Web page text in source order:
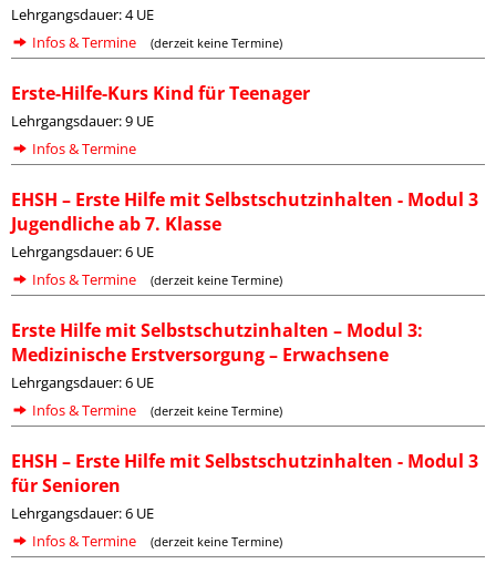
Lehrgangsdauer: 4 UE
Infos & Termine
(derzeit keine Termine)
Erste-Hilfe-Kurs Kind für Teenager
Lehrgangsdauer: 9 UE
Infos & Termine
EHSH – Erste Hilfe mit Selbstschutzinhalten - Modul 3
Jugendliche ab 7. Klasse
Lehrgangsdauer: 6 UE
Infos & Termine
(derzeit keine Termine)
Erste Hilfe mit Selbstschutzinhalten – Modul 3:
Medizinische Erstversorgung – Erwachsene
Lehrgangsdauer: 6 UE
Infos & Termine
(derzeit keine Termine)
EHSH – Erste Hilfe mit Selbstschutzinhalten - Modul 3
für Senioren
Lehrgangsdauer: 6 UE
Infos & Termine
(derzeit keine Termine)